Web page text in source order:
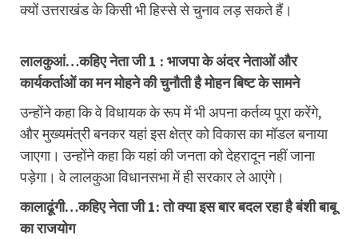
क्यों उत्तराखंड के किसी भी हिस्से से चुनाव लड़ सकते हैं।
लालकुआं…कहिए नेता जी 1 : भाजपा के अंदर नेताओं और
कार्यकर्ताओं का मन मोहने की चुनौती है मोहन बिष्ट के सामने
उन्होंने कहा कि वे विधायक के रूप में भी अपना कर्तव्य पूरा करेंगे,
और मुख्यमंत्री बनकर यहां इस क्षेत्र को विकास का मॉडल बनाया
जाएगा। उन्होंने कहा कि यहां की जनता को देहरादून नहीं जाना
पड़ेगा। वे लालकुआ विधानसभा में ही सरकार ले आएंगे।
कालाढूंगी…कहिए नेता जी 1: तो क्या इस बार बदल रहा है बंशी बाबू
का राजयोग